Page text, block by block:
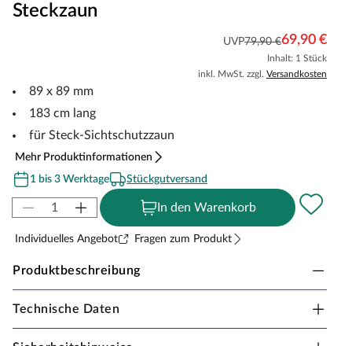
Steckzaun
UVP79,90 €69,90 €
Inhalt: 1 Stück
inkl. MwSt. zzgl. Versandkosten
89 x 89 mm
183 cm lang
für Steck-Sichtschutzzaun
Mehr Produktinformationen
1 bis 3 Werktage
Stückgutversand
In den Warenkorb
Individuelles Angebot Fragen zum Produkt
Produktbeschreibung
Zaunpfosten Anthrazit 183 cm - Alupfosten zum
Aufdübeln für Steckzaun
Technische Daten